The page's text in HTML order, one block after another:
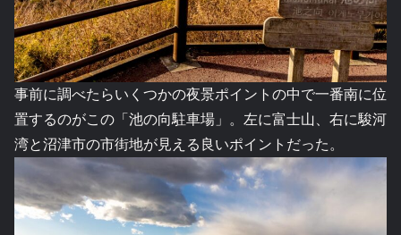
事前に調べたらいくつかの夜景ポイントの中で一番南に位
置するのがこの「池の向駐車場」。左に富士山、右に駿河
湾と沼津市の市街地が見える良いポイントだった。